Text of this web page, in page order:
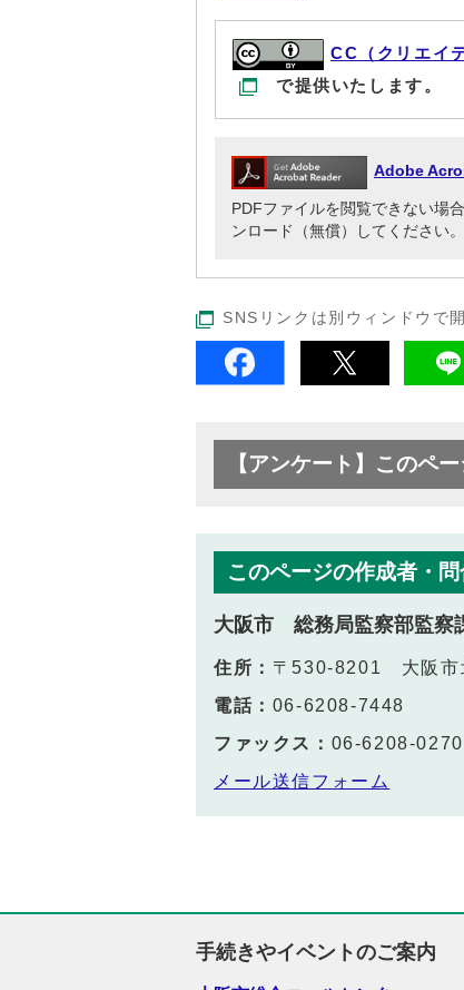
CC（クリエイ
で提供いたします。
Adobe
PDFファイルを閲覧できない場
ンロード（無償）してください。
SNSリンクは別ウィンドウで
【アンケート】このペ
このページの作成者・
大阪市 総務局監察部監察
住所： 〒530-8201 大阪市
電話： 06-6208-7448
ファックス： 06-6208-0270
メール送信フォーム
手続きやイベントのご案内